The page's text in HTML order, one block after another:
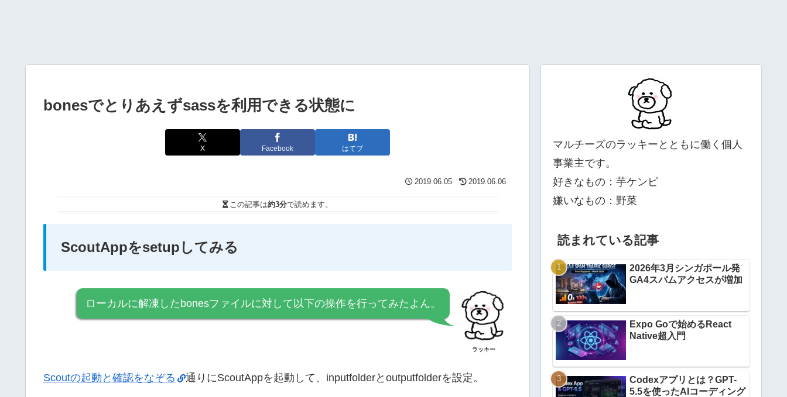
bonesでとりあえずsassを利用できる状態に
X Facebook はてブ
2019.06.05 2019.06.06
この記事は約3分で読めます。
ScoutAppをsetupしてみる
ローカルに解凍したbonesファイルに対して以下の操作を行ってみたよん。
ラッキー
Scoutの起動と確認をなぞる 通りにScoutAppを起動して、inputfolderとoutputfolderを設定。
マルチーズのラッキーとともに働く個人
事業主です。
好きなもの：芋ケンピ
嫌いなもの：野菜
読まれている記事
2026年3月シンガポール発
GA4スパムアクセスが増加
Expo Goで始めるReact
Native超入門
Codexアプリとは？GPT-
5.5を使ったAIコーディング